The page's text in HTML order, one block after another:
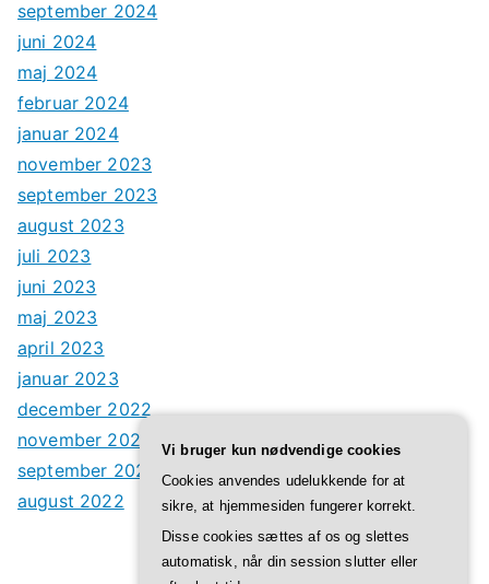
september 2024
juni 2024
maj 2024
februar 2024
januar 2024
november 2023
september 2023
august 2023
juli 2023
juni 2023
maj 2023
april 2023
januar 2023
december 2022
november 2022
september 2022
august 2022
Vi bruger kun nødvendige cookies
Cookies anvendes udelukkende for at
sikre, at hjemmesiden fungerer korrekt.
Disse cookies sættes af os og slettes
automatisk, når din session slutter eller